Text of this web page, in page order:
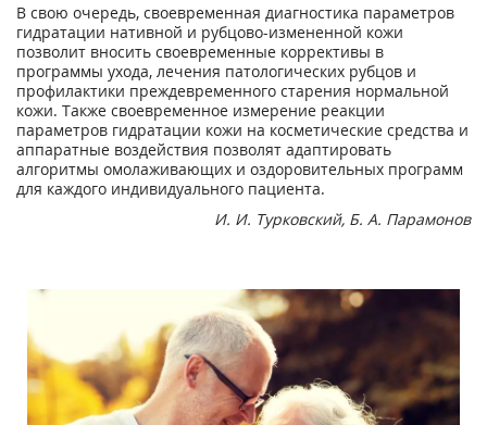
В свою очередь, своевременная диагностика параметров
гидратации нативной и рубцово-измененной кожи
позволит вносить своевременные коррективы в
программы ухода, лечения патологических рубцов и
профилактики преждевременного старения нормальной
кожи. Также своевременное измерение реакции
параметров гидратации кожи на косметические средства и
аппаратные воздействия позволят адаптировать
алгоритмы омолаживающих и оздоровительных программ
для каждого индивидуального пациента.
И. И. Турковский, Б. А. Парамонов